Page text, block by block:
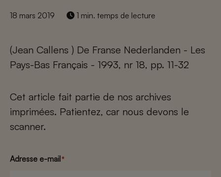
18 mars 2019 1 min. temps de lecture
(Jean Callens ) De Franse Nederlanden - Les
Pays-Bas Français - 1993, nr 18, pp. 11-32
Cet article fait partie de nos archives
imprimées. Patientez, car nous devons le
scanner.
Adresse e-mail*